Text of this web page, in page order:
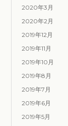
2020年3月
2020年2月
2019年12月
2019年11月
2019年10月
2019年8月
2019年7月
2019年6月
2019年5月